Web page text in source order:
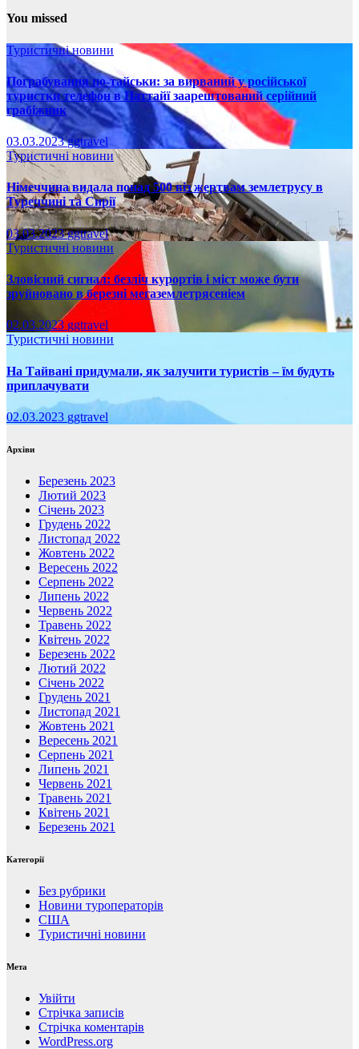
You missed
Туристичні новини
Пограбування по-тайськи: за вирваний у російської
туристки телефон в Паттайї заарештований серійний
грабіжник
03.03.2023ggtravel
Туристичні новини
Німеччина видала понад 500 віз жертвам землетрусу в
Туреччині та Сирії
03.03.2023ggtravel
Туристичні новини
Зловісний сигнал: безліч курортів і міст може бути
зруйновано в березні мегаземлетрясеніем
02.03.2023 ggtravel
Туристичні новини
На Тайвані придумали, як залучити туристів – їм будуть
приплачувати
02.03.2023 ggtravel
Архіви
Березень 2023
Лютий 2023
Січень 2023
Грудень 2022
Листопад 2022
Жовтень 2022
Вересень 2022
Серпень 2022
Липень 2022
Червень 2022
Травень 2022
Квітень 2022
Березень 2022
Лютий 2022
Січень 2022
Грудень 2021
Листопад 2021
Жовтень 2021
Вересень 2021
Серпень 2021
Липень 2021
Червень 2021
Травень 2021
Квітень 2021
Березень 2021
Категорії
Без рубрики
Новини туроператорів
США
Туристичні новини
Мета
Увійти
Стрічка записів
Стрічка коментарів
WordPress.org